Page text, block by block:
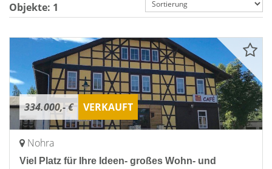
Objekte: 1
334.000,- € VERKAUFT
Nohra
Viel Platz für Ihre Ideen- großes Wohn- und